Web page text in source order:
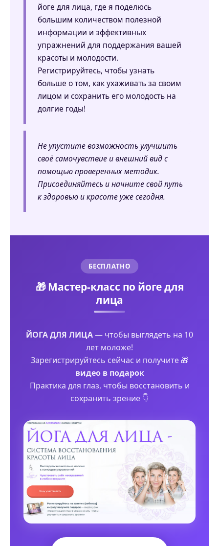
йоге для лица, где я поделюсь
большим количеством полезной
информации и эффективных
упражнений для поддержания вашей
красоты и молодости.
Регистрируйтесь, чтобы узнать
больше о том, как ухаживать за своим
лицом и сохранить его молодость на
долгие годы!
Не упустите возможность улучшить
своё самочувствие и внешний вид с
помощью проверенных методик.
Присоединяйтесь и начните свой путь
к здоровью и красоте уже сегодня.
БЕСПЛАТНО
🎁 Мастер-класс по йоге для
лица
ЙОГА ДЛЯ ЛИЦА— чтобы выглядеть на 10
лет моложе!
Зарегистрируйтесь сейчас и получите 🎁
видео в подарок
Практика для глаз, чтобы восстановить и
сохранить зрение 👇